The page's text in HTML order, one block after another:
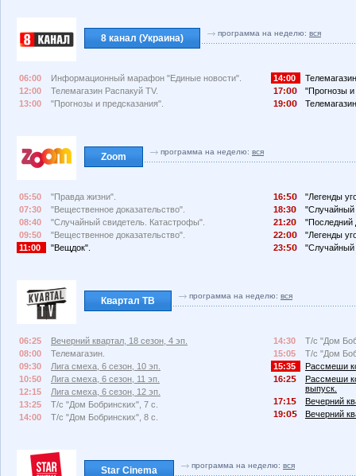
8 канал (Украина) программа на неделю: вся
06:00
Информационный марафон "Единые новости".
12:00
Телемагазин Распакуй TV.
13:00
"Прогнозы и предсказания".
14:00
17:
"Прогнозы и
19:
Zoom программа на неделю: вся
05:50
"Правда жизни".
07:30
"Вещественное доказательство".
08:40
"Случайный свидетель. Катастрофы".
09:50
"Вещественное доказательство".
11:00
"Вещдок".
16:
"Легенды
18:3
"Случайный
21:2
"Последний
22:
"Легенды
23:
"Случайный
Квартал ТВ программа на неделю: вся
06:25
Вечерний квартал, 18 сезон, 4 эп.
08:00
Телемагазин.
09:30
Лига смеха, 6 сезон, 10 эп.
10:50
Лига смеха, 6 сезон, 11 эп.
12:15
Лига смеха, 6 сезон, 12 эп.
13:25
Т/с "Дом Бобринских", 7 с.
14:00
Т/с "Дом Бобринских", 8 с.
14:30
Т/с "Дом
15:05
Т/с "Дом
15:35
Рассмеши
16:2
Рассмеши
выпуск.
17:1
Вечерний
19:
Вечерний
Star Cinema программа на неделю: вся